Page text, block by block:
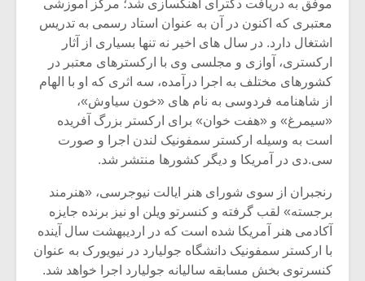
موفق به دریافت دکترای آهنگسازی شد؛ مرکز آموزشی
معتبری که اکنون در آن به عنوان استاد رسمی به تدریس
اشتغال دارد. در سال های اخیر نه تنها بسیاری از آثار
ارکستری، آوازی و مجلسی وی با ارکسترهای معتبر در
کشورهای مختلف به اجرا درآمده، سه اثری که او با الهام
از شاهنامه فردوسی به نام های «خون سیاوش»،
«سیمرغ» و «هفت خوان» برای ارکستر بزرگ آفریده
است به وسیله ارکستر سمفونیک لندن اجرا و صورت
سی.دی در آمریکا و دیگر کشورها منتشر شد.
رنجبران از سوی شورای هنر ایالت نیوجرسی، «هنرمند
برجسته» لقب گرفته و کنسرتو ویلن او نیز برنده جایزه
آکادمی هنر آمریکا شده است که در اردیبهشت سال آینده
با ارکستر سمفونیک دانشگاه جولیارد در نیویورک به عنوان
کنسرتوی بخش مسابقه سالیانه جولیارد اجرا خواهد شد.